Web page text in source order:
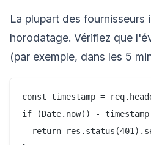
La plupart des fournisseurs
horodatage. Vérifiez que
(par exemple, dans les 5
const timestamp =
if (Date.now() -
return